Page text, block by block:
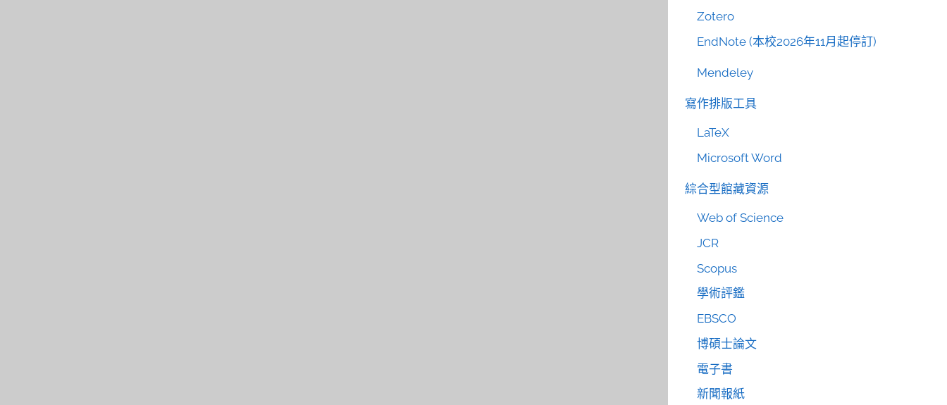
Zotero
EndNote (本校2026年11月起停訂)
Mendeley
寫作排版工具
LaTeX
Microsoft Word
綜合型館藏資源
Web of Science
JCR
Scopus
學術評鑑
EBSCO
博碩士論文
電子書
新聞報紙